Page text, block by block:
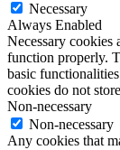
Necessary
Always Enabled
Necessary cookies
function properly.
basic
cookies do not
Non-necessary
Non-necessary
Any cookies that